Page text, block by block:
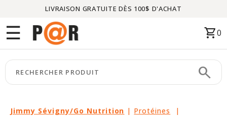
LIVRAISON GRATUITE DÈS 100$ D'ACHAT
☰ shopping_cart0
search
Jimmy Sévigny/Go Nutrition | Protéines
|
Menu
CATÉGORIES
keyboard_arrow_right
MARQUES
keyboard_arrow_right